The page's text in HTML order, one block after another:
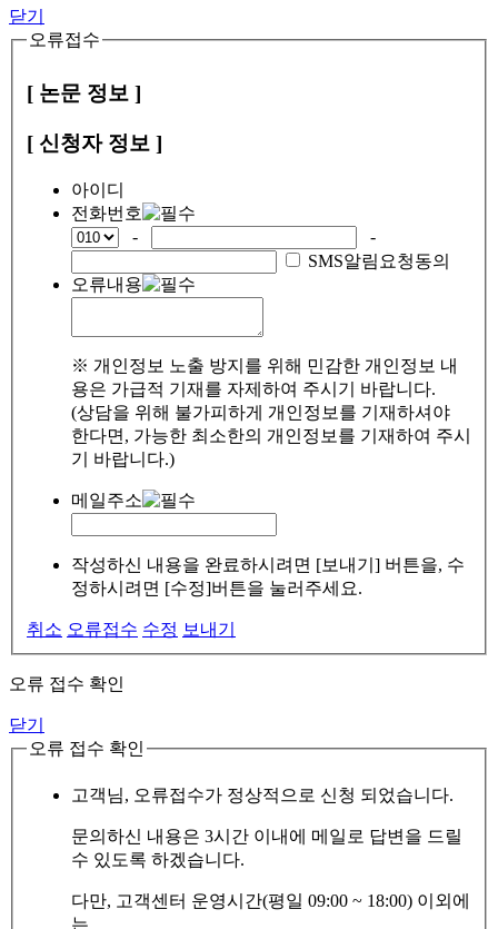
닫기
오류접수
[ 논문 정보 ]
[ 신청자 정보 ]
아이디
전화번호
-
-
SMS알림요청동의
오류내용
※ 개인정보 노출 방지를 위해 민감한 개인정보 내
용은 가급적 기재를 자제하여 주시기 바랍니다.
(상담을 위해 불가피하게 개인정보를 기재하셔야
한다면, 가능한 최소한의 개인정보를 기재하여 주시
기 바랍니다.)
메일주소
작성하신 내용을 완료하시려면 [보내기] 버튼을, 수
정하시려면 [수정]버튼을 눌러주세요.
취소 오류접수 수정 보내기
오류 접수 확인
닫기
오류 접수 확인
고객님, 오류접수가 정상적으로 신청 되었습니다.
문의하신 내용은 3시간 이내에 메일로 답변을 드릴
수 있도록 하겠습니다.
다만, 고객센터 운영시간(평일 09:00 ~ 18:00) 이외에
는